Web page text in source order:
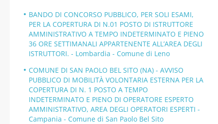
BANDO DI CONCORSO PUBBLICO, PER SOLI ESAMI,
PER LA COPERTURA DI N.01 POSTO DI ISTRUTTORE
AMMINISTRATIVO A TEMPO INDETERMINATO E PIENO
36 ORE SETTIMANALI APPARTENENTE ALL’AREA DEGLI
ISTRUTTORI. - Lombardia - Comune di Leno
COMUNE DI SAN PAOLO BEL SITO (NA) - AVVISO
PUBBLICO DI MOBILITÀ VOLONTARIA ESTERNA PER LA
COPERTURA DI N. 1 POSTO A TEMPO
INDETERMINATO E PIENO DI OPERATORE ESPERTO
AMMINISTRATIVO, AREA DEGLI OPERATORI ESPERTI -
Campania - Comune di San Paolo Bel Sito